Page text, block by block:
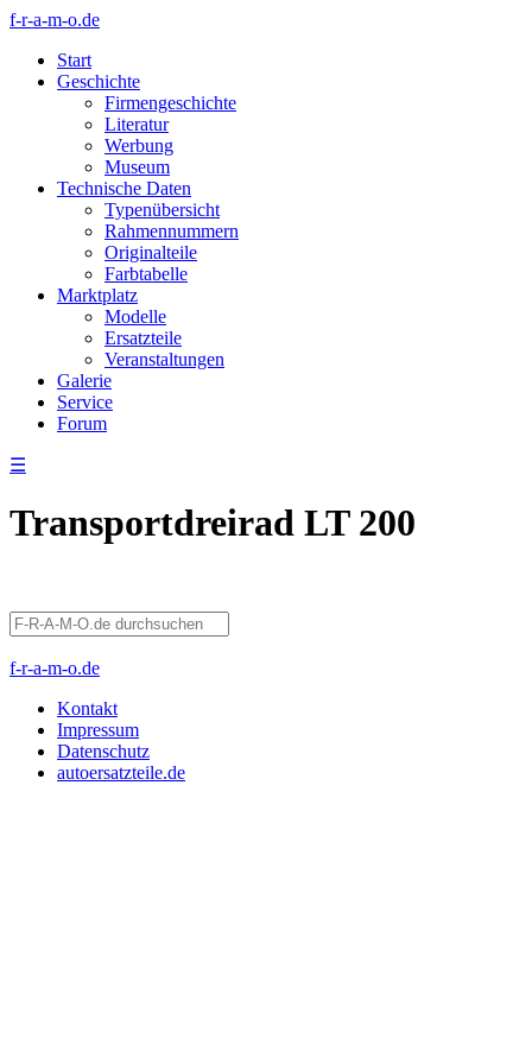
f-r-a-m-o.de
Start
Geschichte
Firmengeschichte
Literatur
Werbung
Museum
Technische Daten
Typenübersicht
Rahmennummern
Originalteile
Farbtabelle
Marktplatz
Modelle
Ersatzteile
Veranstaltungen
Galerie
Service
Forum
☰
Transportdreirad LT 200
f-r-a-m-o.de
Kontakt
Impressum
Datenschutz
autoersatzteile.de